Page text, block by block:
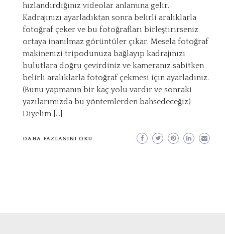
hızlandırdığınız videolar anlamına gelir.
Kadrajınızı ayarladıktan sonra belirli aralıklarla
fotoğraf çeker ve bu fotoğrafları birleştirirseniz
ortaya inanılmaz görüntüler çıkar. Mesela fotoğraf
makinenizi tripodunuza bağlayıp kadrajınızı
bulutlara doğru çevirdiniz ve kameranız sabitken
belirli aralıklarla fotoğraf çekmesi için ayarladınız.
(Bunu yapmanın bir kaç yolu vardır ve sonraki
yazılarımızda bu yöntemlerden bahsedeceğiz)
Diyelim […]
DAHA FAZLASINI OKU..